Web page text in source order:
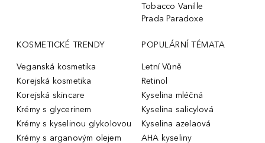
Tobacco Vanille
Prada Paradoxe
KOSMETICKÉ TRENDY
Veganská kosmetika
Korejská kosmetika
Korejská skincare
Krémy s glycerinem
Krémy s kyselinou glykolovou
Krémy s arganovým olejem
POPULÁRNÍ TÉMATA
Letní Vůně
Retinol
Kyselina mléčná
Kyselina salicylová
Kyselina azelaová
AHA kyseliny